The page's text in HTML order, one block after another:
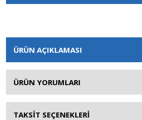
ÜRÜN AÇIKLAMASI
ÜRÜN YORUMLARI
TAKSİT SEÇENEKLERİ